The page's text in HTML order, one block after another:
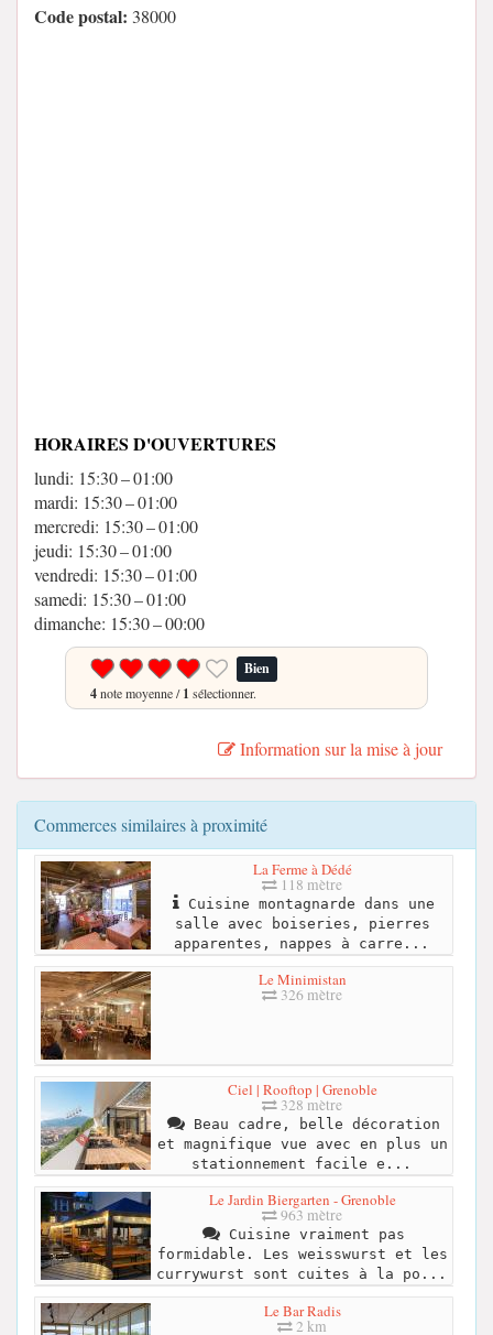
Code postal: 38000
HORAIRES D'OUVERTURES
lundi: 15:30 – 01:00
mardi: 15:30 – 01:00
mercredi: 15:30 – 01:00
jeudi: 15:30 – 01:00
vendredi: 15:30 – 01:00
samedi: 15:30 – 01:00
dimanche: 15:30 – 00:00
Bien
4note moyenne /1 sélectionner.
Information sur la mise à jour
Commerces similaires à proximité
La Ferme à Dédé
118 mètre
Cuisine montagnarde dans une
salle avec boiseries, pierres
apparentes, nappes à carre...
Le Minimistan
326 mètre
Ciel | Rooftop | Grenoble
328 mètre
Beau cadre, belle décoration
et magnifique vue avec en plus un
stationnement facile e...
Le Jardin Biergarten - Grenoble
963 mètre
Cuisine vraiment pas
formidable. Les weisswurst et les
currywurst sont cuites à la po...
Le Bar Radis
2 km